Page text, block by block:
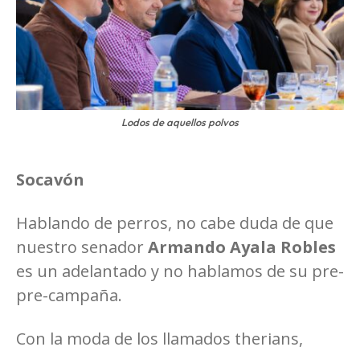
Lodos de aquellos polvos
Socavón
Hablando de perros, no cabe duda de que
nuestro senador Armando Ayala Robles
es un adelantado y no hablamos de su pre-
pre-campaña.
Con la moda de los llamados therians,